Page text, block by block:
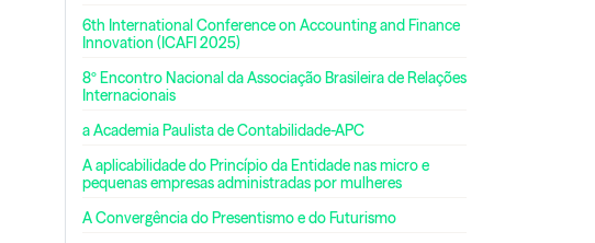
6th International Conference on Accounting and Finance
Innovation (ICAFI 2025)
8º Encontro Nacional da Associação Brasileira de Relações
Internacionais
a Academia Paulista de Contabilidade-APC
A aplicabilidade do Princípio da Entidade nas micro e
pequenas empresas administradas por mulheres
A Convergência do Presentismo e do Futurismo